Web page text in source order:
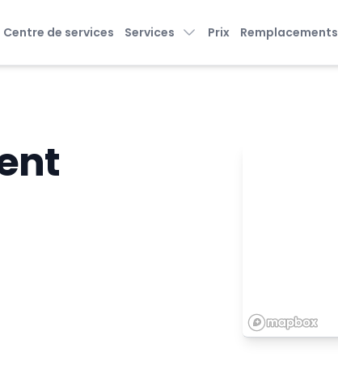
Centre de services Services Prix Remplacements